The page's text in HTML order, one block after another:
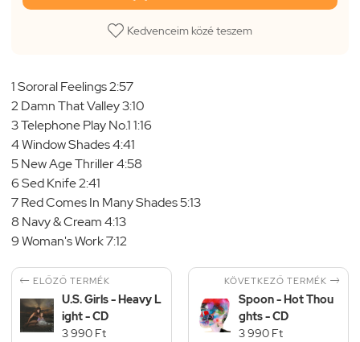
Kedvenceim közé teszem
1 Sororal Feelings 2:57
2 Damn That Valley 3:10
3 Telephone Play No.1 1:16
4 Window Shades 4:41
5 New Age Thriller 4:58
6 Sed Knife 2:41
7 Red Comes In Many Shades 5:13
8 Navy & Cream 4:13
9 Woman's Work 7:12
 ELŐZŐ TERMÉK
U.S. Girls - Heavy L
ight - CD
3 990 Ft
KÖVETKEZŐ TERMÉK 
Spoon - Hot Thou
ghts - CD
3 990 Ft